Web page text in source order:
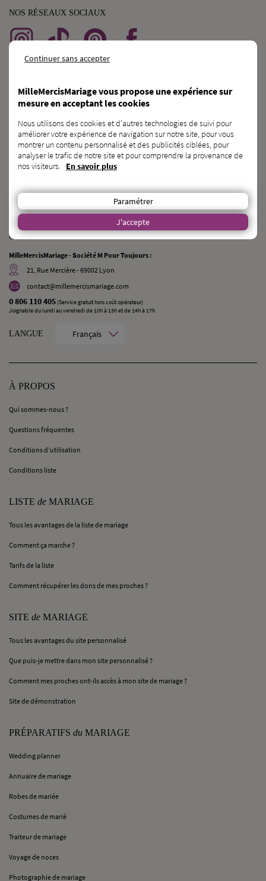
NOS RÉSEAUX SOCIAUX
DÉCOUVRIR KAGNOTTE.COM
PROFESSIONNELduMARIAGE ?
INSCRIVEZ-VOUS SUR L’ANNUAIRE
CONTACT
MilleMercisMariage - Société M Pour Toujours :
21, Rue Mercière - 69002 Lyon
contact@millemercismariage.com
0 806 110 405 (Service gratuit hors coût opérateur)
Joignable du lundi au vendredi de 10h à 13h et de 14h à 17h
LANGUE Français
À PROPOS
Qui sommes-nous ?
Questions fréquentes
Conditions d’utilisation
Conditions liste
LISTE de MARIAGE
Tous les avantages de la liste de mariage
Comment ça marche ?
Tarifs de la liste
Comment récupérer les dons de mes proches ?
SITE de MARIAGE
Tous les avantages du site personnalisé
Que puis-je mettre dans mon site personnalisé ?
Comment mes proches ont-ils accès à mon site de mariage ?
Site de démonstration
PRÉPARATIFS du MARIAGE
Wedding planner
Annuaire de mariage
Robes de mariée
Costumes de marié
Traiteur de mariage
Voyage de noces
Photographie de mariage
Continuer sans accepter
MilleMercisMariage vous propose une expérience sur
mesure en acceptant les cookies
Nous utilisons des cookies et d'autres technologies de suivi pour
améliorer votre expérience de navigation sur notre site, pour vous
montrer un contenu personnalisé et des publicités ciblées, pour
analyser le trafic de notre site et pour comprendre la provenance de
nos visiteurs. En savoir plus
Paramétrer
J'accepte